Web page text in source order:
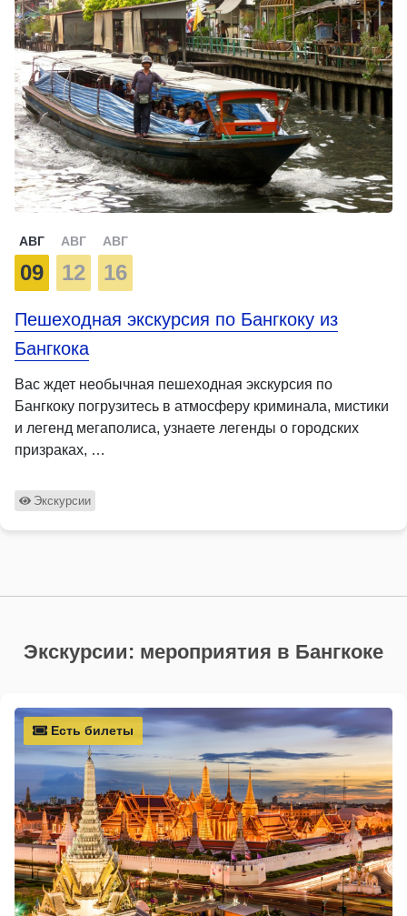
АВГ
09
АВГ
12
АВГ
16
Пешеходная экскурсия по Бангкоку из
Бангкока
Вас ждет необычная пешеходная экскурсия по
Бангкоку погрузитесь в атмосферу криминала, мистики
и легенд мегаполиса, узнаете легенды о городских
призраках, …
Экскурсии
Экскурсии: мероприятия в Бангкоке
Есть билеты